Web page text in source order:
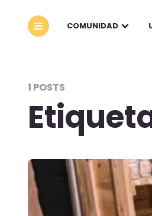
COMUNIDAD
1 POSTS